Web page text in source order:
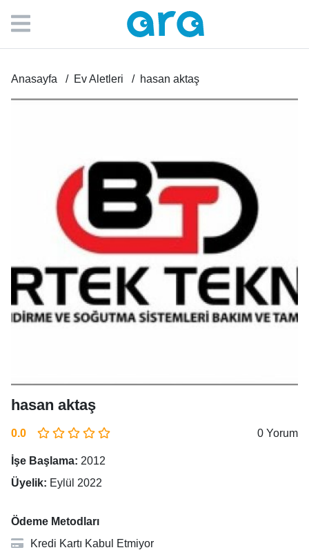
Anasayfa Ev Aletleri hasan aktaş
hasan aktaş
0.0 0 Yorum
İşe Başlama: 2012
Üyelik: Eylül 2022
Ödeme Metodları
Kredi Kartı Kabul Etmiyor